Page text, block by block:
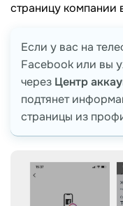
страницу компании
Если у вас на
Facebook или вы
через Центр
подтянет
страницы из